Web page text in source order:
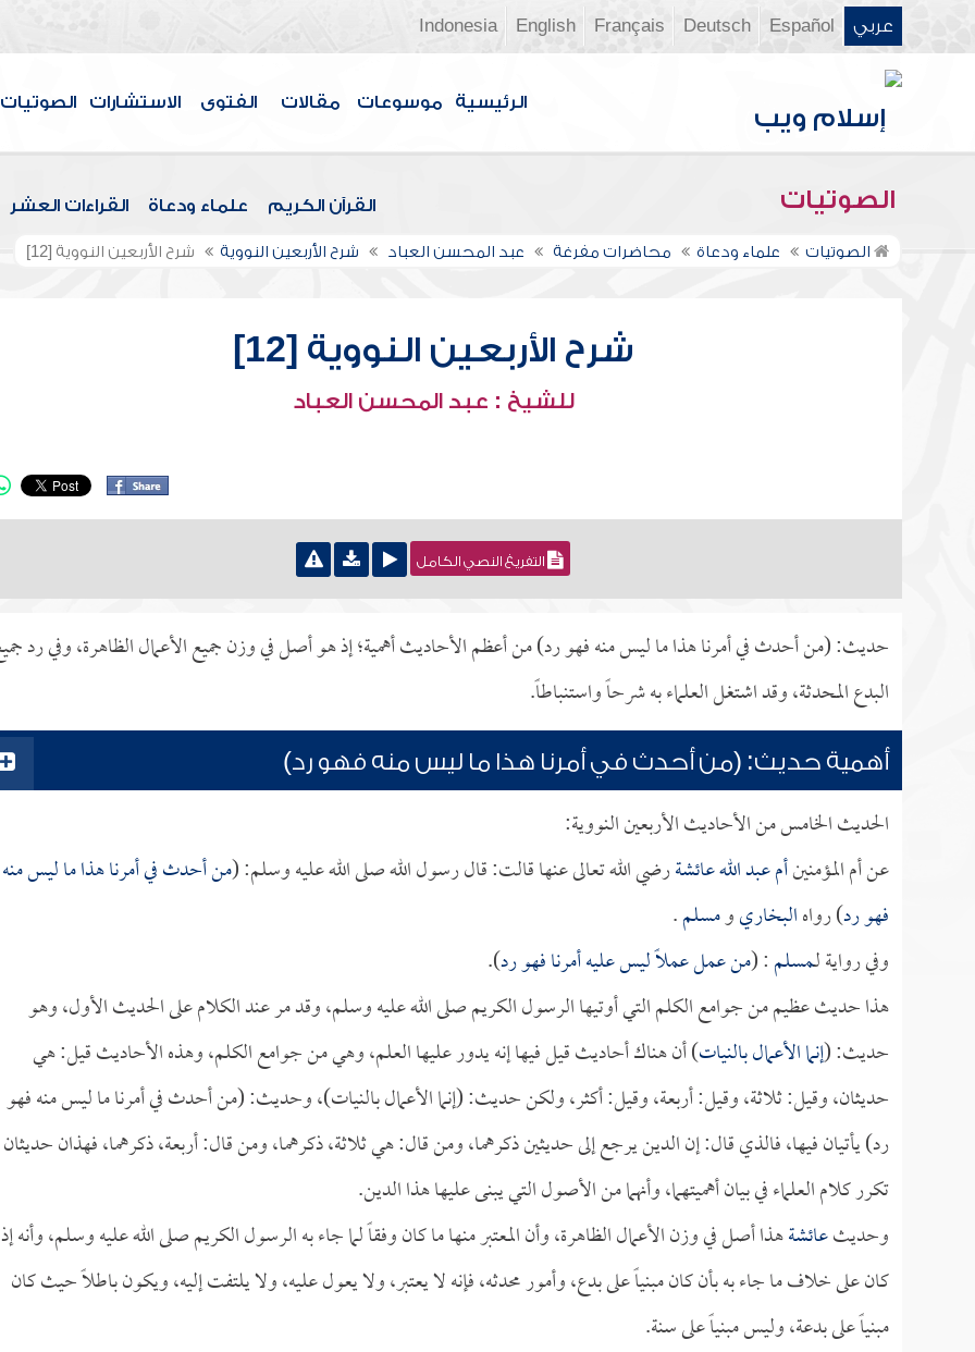
عربي Español
Deutsch
Français
English
Indonesia
الرئيسية موسوعات مقالات الفتوى الاستشارات الصوتيات
الصوتيات القرآن الكريم علماء ودعاة القراءات العشر
الصوتيات علماء ودعاة محاضرات مفرغة عبد المحسن العباد شرح الأربعين النووية شرح الأربعين النووية [12]
شرح الأربعين النووية [12]
للشيخ : عبد المحسن العباد
التفريغ النصي الكامل
حديث: (من أحدث في أمرنا هذا ما ليس منه فهو رد) من أعظم الأحاديث أهمية؛ إذ هو أصل في وزن جميع الأعمال الظاهرة، وفي رد
البدع المحدثة، وقد اشتغل العلماء به شرحاً واستنباطاً.
أهمية حديث: (من أحدث في أمرنا هذا ما ليس منه فهو رد)
الحديث الخامس من الأحاديث الأربعين النووية:
عن أم المؤمنينأم عبد الله عائشةرضي الله تعالى عنها قالت: قال رسول الله صلى الله عليه وسلم: (من أحدث في أمرنا هذا ما ليس منه
فهو رد) رواهالبخاريومسلم.
وفي رواية لـمسلم: (من عمل عملاً ليس عليه أمرنا فهو رد).
هذا حديث عظيم من جوامع الكلم التي أوتيها الرسول الكريم صلى الله عليه وسلم، وقد مر عند الكلام على الحديث الأول، وهو
حديث: (إنما الأعمال بالنيات) أن هناك أحاديث قيل فيها إنه يدور عليها العلم، وهي من جوامع الكلم، وهذه الأحاديث قيل: هي
حديثان، وقيل: ثلاثة، وقيل: أربعة، وقيل: أكثر، ولكن حديث: (إنما الأعمال بالنيات)، وحديث: (من أحدث في أمرنا ما ليس منه فهو
رد) يأتيان فيها، فالذي قال: إن الدين يرجع إلى حديثين ذكرهما، ومن قال: هي ثلاثة، ذكرهما، ومن قال: أربعة، ذكرهما، فهذان حديثان
تكرر كلام العلماء في بيان أهميتهما، وأنهما من الأصول التي يبنى عليها هذا الدين.
وحديثعائشةهذا أصل في وزن الأعمال الظاهرة، وأن المعتبر منها ما كان وفقاً لما جاء به الرسول الكريم صلى الله عليه وسلم، وأنه
كان على خلاف ما جاء به بأن كان مبنياً على بدع، وأمور محدثه، فإنه لا يعتبر، ولا يعول عليه، ولا يلتفت إليه، ويكون باطلاً حيث كان
مبنياً على بدعة، وليس مبنياً على سنة.